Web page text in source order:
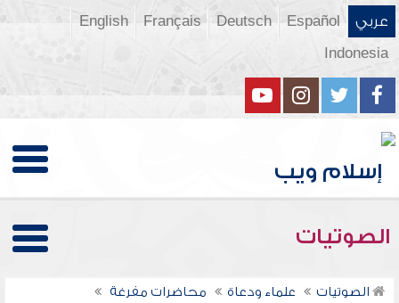
عربي Español
Deutsch
Français
English
Indonesia
الصوتيات
الصوتيات علماء ودعاة
محاضرات مفرغة